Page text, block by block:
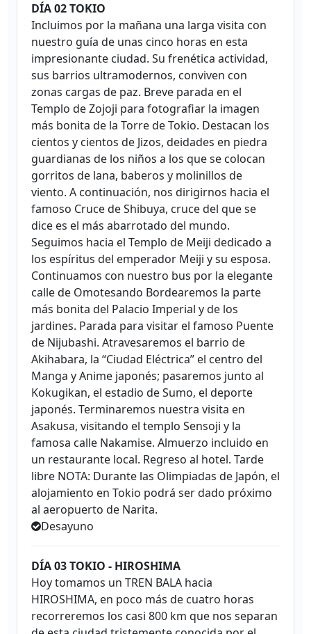
DÍA 02 TOKIO
Incluimos por la mañana una larga visita con
nuestro guía de unas cinco horas en esta
impresionante ciudad. Su frenética actividad,
sus barrios ultramodernos, conviven con
zonas cargas de paz. Breve parada en el
Templo de Zojoji para fotografiar la imagen
más bonita de la Torre de Tokio. Destacan los
cientos y cientos de Jizos, deidades en piedra
guardianas de los niños a los que se colocan
gorritos de lana, baberos y molinillos de
viento. A continuación, nos dirigirnos hacia el
famoso Cruce de Shibuya, cruce del que se
dice es el más abarrotado del mundo.
Seguimos hacia el Templo de Meiji dedicado a
los espíritus del emperador Meiji y su esposa.
Continuamos con nuestro bus por la elegante
calle de Omotesando Bordearemos la parte
más bonita del Palacio Imperial y de los
jardines. Parada para visitar el famoso Puente
de Nijubashi. Atravesaremos el barrio de
Akihabara, la “Ciudad Eléctrica” el centro del
Manga y Anime japonés; pasaremos junto al
Kokugikan, el estadio de Sumo, el deporte
japonés. Terminaremos nuestra visita en
Asakusa, visitando el templo Sensoji y la
famosa calle Nakamise. Almuerzo incluido en
un restaurante local. Regreso al hotel. Tarde
libre NOTA: Durante las Olimpiadas de Japón, el
alojamiento en Tokio podrá ser dado próximo
al aeropuerto de Narita.
Desayuno
DÍA 03 TOKIO - HIROSHIMA
Hoy tomamos un TREN BALA hacia
HIROSHIMA, en poco más de cuatro horas
recorreremos los casi 800 km que nos separan